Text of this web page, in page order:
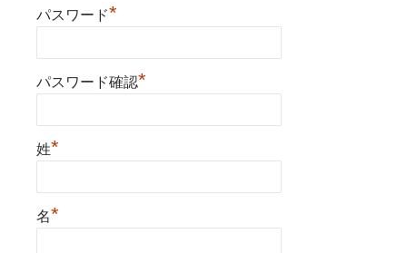
パスワード*
パスワード確認*
姓*
名*